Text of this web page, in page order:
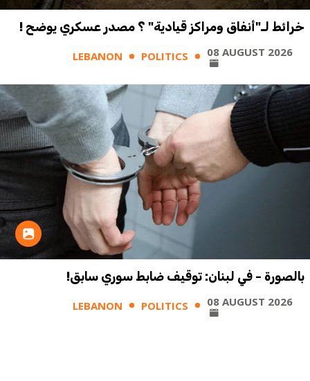
خرائط لـ"أنفاق ومراكز قيادية" ؟ مصدر عسكري يوضح !
LEBANON POLITICS 08 AUGUST 2026
بالصورة - في لبنان: توقيف ضابط سوري سابق!
LEBANON POLITICS 08 AUGUST 2026